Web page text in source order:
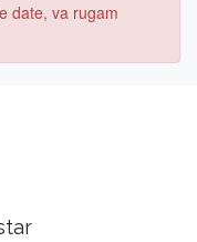
date, va rugam